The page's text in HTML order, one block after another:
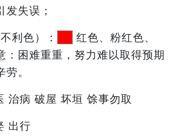
发失误；
利色）：
红色、粉红色、
：困难重重，努力难以取得预期
。
治病 破屋 坏垣 馀事勿取
出行